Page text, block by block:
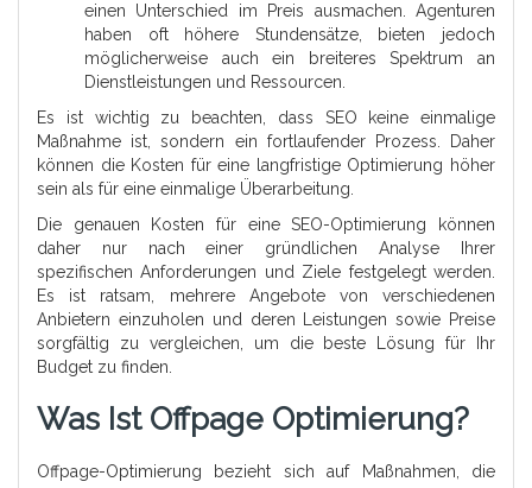
einen Unterschied im Preis ausmachen. Agenturen
haben oft höhere Stundensätze, bieten jedoch
möglicherweise auch ein breiteres Spektrum an
Dienstleistungen und Ressourcen.
Es ist wichtig zu beachten, dass SEO keine einmalige
Maßnahme ist, sondern ein fortlaufender Prozess. Daher
können die Kosten für eine langfristige Optimierung höher
sein als für eine einmalige Überarbeitung.
Die genauen Kosten für eine SEO-Optimierung können
daher nur nach einer gründlichen Analyse Ihrer
spezifischen Anforderungen und Ziele festgelegt werden.
Es ist ratsam, mehrere Angebote von verschiedenen
Anbietern einzuholen und deren Leistungen sowie Preise
sorgfältig zu vergleichen, um die beste Lösung für Ihr
Budget zu finden.
Was Ist Offpage Optimierung?
Offpage-Optimierung bezieht sich auf Maßnahmen, die